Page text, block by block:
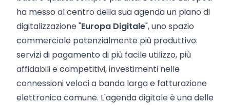
ha messo al centro della sua agenda un piano di
digitalizzazione "Europa Digitale", uno spazio
commerciale potenzialmente più produttivo:
servizi di pagamento di più facile utilizzo, più
affidabili e competitivi, investimenti nelle
connessioni veloci a banda larga e fatturazione
elettronica comune. L'agenda digitale è una delle